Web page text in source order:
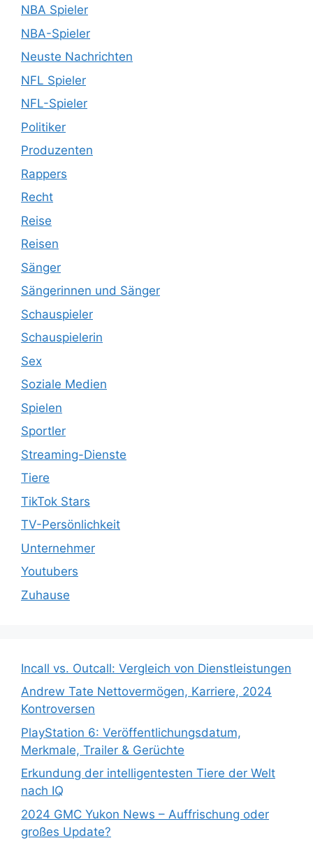
NBA Spieler
NBA-Spieler
Neuste Nachrichten
NFL Spieler
NFL-Spieler
Politiker
Produzenten
Rappers
Recht
Reise
Reisen
Sänger
Sängerinnen und Sänger
Schauspieler
Schauspielerin
Sex
Soziale Medien
Spielen
Sportler
Streaming-Dienste
Tiere
TikTok Stars
TV-Persönlichkeit
Unternehmer
Youtubers
Zuhause
Incall vs. Outcall: Vergleich von Dienstleistungen
Andrew Tate Nettovermögen, Karriere, 2024
Kontroversen
PlayStation 6: Veröffentlichungsdatum,
Merkmale, Trailer & Gerüchte
Erkundung der intelligentesten Tiere der Welt
nach IQ
2024 GMC Yukon News – Auffrischung oder
großes Update?